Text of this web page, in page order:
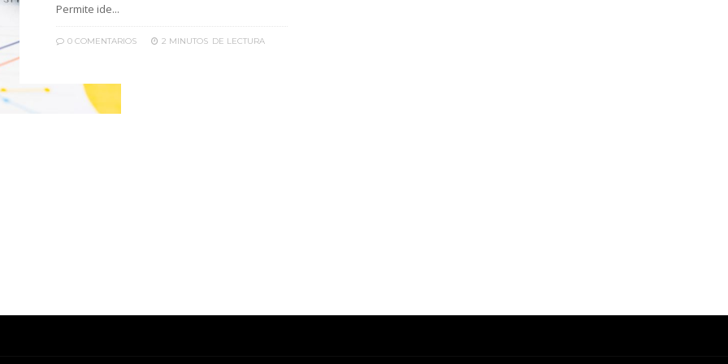
Permite ide...
0 COMENTARIOS 2 MINUTOS DE LECTURA